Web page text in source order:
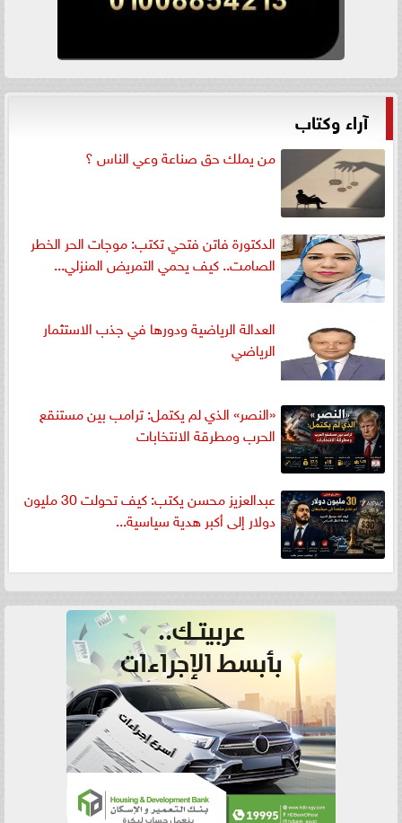
آراء وكتاب
من يملك حق صناعة وعي الناس ؟
الدكتورة فاتن فتحي تكتب: موجات الحر الخطر
الصامت.. كيف يحمي التمريض المنزلي...
العدالة الرياضية ودورها في جذب الاستثمار
الرياضي
«النصر» الذي لم يكتمل: ترامب بين مستنقع
الحرب ومطرقة الانتخابات
عبدالعزيز محسن يكتب: كيف تحولت 30 مليون
دولار إلى أكبر هدية سياسية...